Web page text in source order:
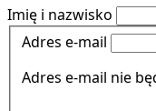
Imię i nazwisko
Adres e-mail
Adres e-mail nie